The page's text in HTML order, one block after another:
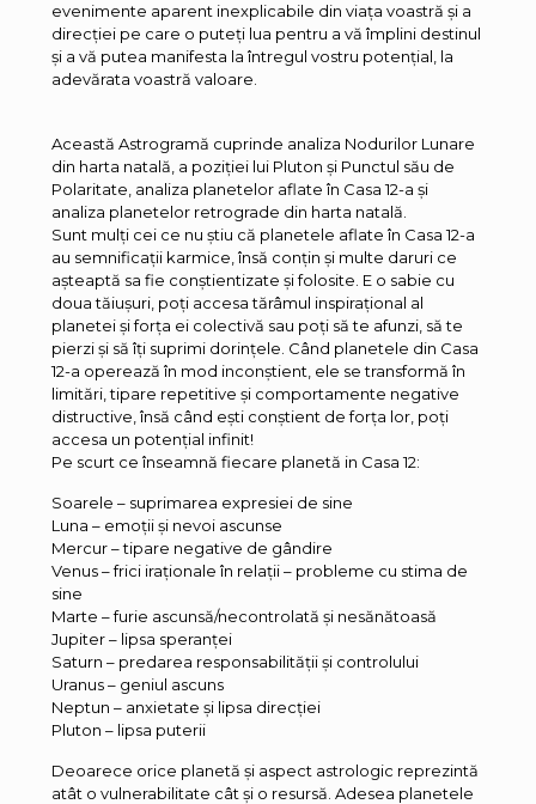
evenimente aparent inexplicabile din viața voastră și a
direcției pe care o puteți lua pentru a vă împlini destinul
și a vă putea manifesta la întregul vostru potențial, la
adevărata voastră valoare.
Această Astrogramă cuprinde analiza Nodurilor Lunare
din harta natală, a poziției lui Pluton și Punctul său de
Polaritate, analiza planetelor aflate în Casa 12-a și
analiza planetelor retrograde din harta natală.
Sunt mulți cei ce nu știu că planetele aflate în Casa 12-a
au semnificații karmice, însă conțin și multe daruri ce
așteaptă sa fie conștientizate și folosite. E o sabie cu
doua tăiușuri, poți accesa tărâmul inspirațional al
planetei și forța ei colectivă sau poți să te afunzi, să te
pierzi și să îți suprimi dorințele. Când planetele din Casa
12-a operează în mod inconștient, ele se transformă în
limitări, tipare repetitive și comportamente negative
distructive, însă când ești conștient de forța lor, poți
accesa un potențial infinit!
Pe scurt ce înseamnă fiecare planetă in Casa 12:
Soarele – suprimarea expresiei de sine
Luna – emoții și nevoi ascunse
Mercur – tipare negative de gândire
Venus – frici iraționale în relații – probleme cu stima de
sine
Marte – furie ascunsă/necontrolată și nesănătoasă
Jupiter – lipsa speranței
Saturn – predarea responsabilității și controlului
Uranus – geniul ascuns
Neptun – anxietate și lipsa direcției
Pluton – lipsa puterii
Deoarece orice planetă și aspect astrologic reprezintă
atât o vulnerabilitate cât și o resursă. Adesea planetele